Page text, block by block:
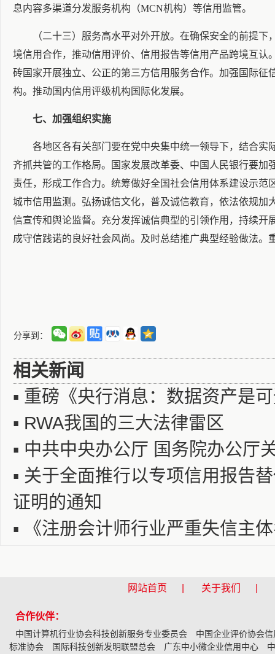
息内容多渠道分发服务机构（MCN机构）等信用监管。
（二十三）服务高水平对外开放。在确保安全的前提
境信用合作，推动信用评价、信用报告等信用产品跨境互认
砖国家开展独立、公正的第三方信用服务合作。加强国际
构。推动国内信用评级机构国际化发展。
七、加强组织实施
各地区各有关部门要在党中央集中统一领导下，结合
齐抓共管的工作格局。国家发展改革委、中国人民银行要
责任，形成工作合力。统筹做好全国社会信用体系建设示
城市信用监测。弘扬诚信文化，普及诚信教育，依法依规
信宣传和舆论监督。充分发挥诚信典型的引领作用，持续开
成守信践诺的良好社会风尚。及时总结推广典型经验做法
分享到：
相关新闻
▪ 重磅《央行消息：数据资产是
▪ RWA我国的三大法律雷区
▪ 中共中央办公厅 国务院办公厅
▪ 关于全面推行以专项信用报告
证明的通知
▪ 《注册会计师行业严重失信主
网站首页 | 关于我们 |
合作伙伴：
中国计算机行业协会科技创新服务专业委员会
中国企业评价协会
标准协会
国际科技创新发明联盟总会 广东中小微企业信用中心